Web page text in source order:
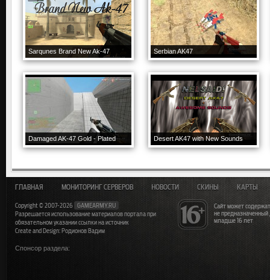
Sarqunes Brand New Ak-47 Serbian AK47
Damaged AK-47 Gold - Plated Desert AK47 with New Sounds
Сайт может
не
младше 16 лет
ГЛАВНАЯ МОНИТОРИНГ СЕРВЕРОВ НОВОСТИ СКИНЫ КАРТЫ
Copyright © 2007-2026
GAMEARMY.RU
Разрешается использование материалов портала при
обязательном указании ссылки на источник
Create and Design: Родионов Вадим
Спонсор раздела: